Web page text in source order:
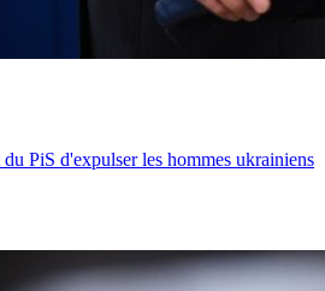
PiS d'expulser les hommes ukrainiens